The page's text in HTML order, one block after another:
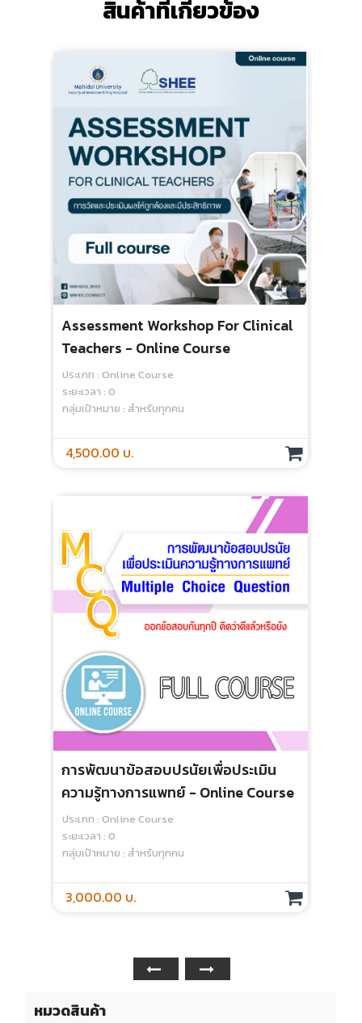
หมวดสินค้า
สินค้าที่เกี่ยวข้อง
Assessment Workshop For Clinical
Teachers - Online Course
ประเภท : Online Course
ระยะเวลา : 0
กลุ่มเป้าหมาย : สำหรับทุกคน
4,500.00 บ.
การพัฒนาข้อสอบปรนัยเพื่อประเมิน
ความรู้ทางการแพทย์ - Online Course
ประเภท : Online Course
ระยะเวลา : 0
กลุ่มเป้าหมาย : สำหรับทุกคน
3,000.00 บ.